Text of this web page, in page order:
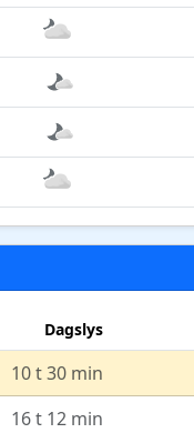
Dagslys
10 t 30 min
16 t 12 min